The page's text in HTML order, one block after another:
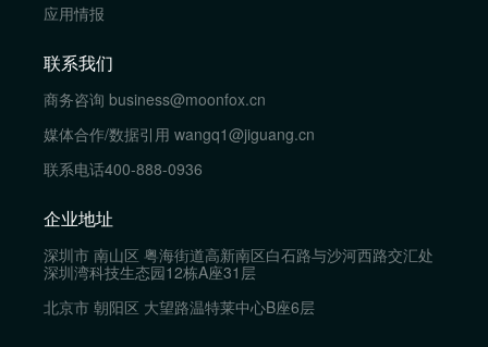
应用情报
联系我们
商务咨询 business@moonfox.cn
媒体合作/数据引用 wangq1@jiguang.cn
联系电话400-888-0936
企业地址
深圳市 南山区 粤海街道高新南区白石路与沙河西路交汇处
深圳湾科技生态园12栋A座31层
北京市 朝阳区 大望路温特莱中心B座6层